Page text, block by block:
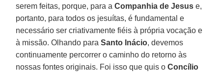
serem feitas, porque, para aCompanhia de Jesus e,
portanto, para todos os jesuítas, é fundamental e
necessário ser criativamente fiéis à própria vocação e
à missão. Olhando paraSanto Inácio, devemos
continuamente percorrer o caminho do retorno às
nossas fontes originais. Foi isso que quis oConcílio